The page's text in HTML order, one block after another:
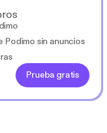
Podimo sin anuncios
Prueba gratis